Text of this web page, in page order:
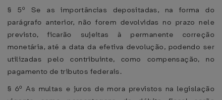
§ 5º Se as importâncias depositadas, na forma do
parágrafo anterior, não forem devolvidas no prazo nele
previsto, ficarão sujeitas à permanente correção
monetária, até a data da efetiva devolução, podendo ser
utilizadas pelo contribuinte, como compensação, no
pagamento de tributos federais.
§ 6º As multas e juros de mora previstos na legislação